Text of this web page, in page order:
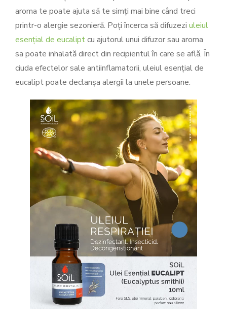
aroma te poate ajuta să te simți mai bine când treci
printr-o alergie sezonieră. Poți încerca să difuzezi uleiul
esențial de eucaliptcu ajutorul unui difuzor sau aroma
sa poate inhalată direct din recipientul în care se află. În
ciuda efectelor sale antiinflamatorii, uleiul esențial de
eucalipt poate declanșa alergii la unele persoane.